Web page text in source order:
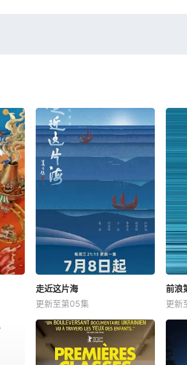
走近这片海
更新至第05集
前浪
更新